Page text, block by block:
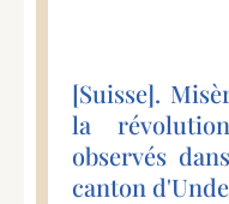
[Suisse].
la
observés
canton